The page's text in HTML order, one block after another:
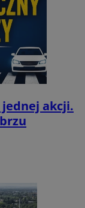
jednej akcji.